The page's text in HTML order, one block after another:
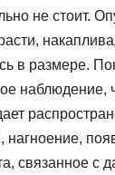
не стоит.
в размере.
наблюдение,
нагноение,
связанное с